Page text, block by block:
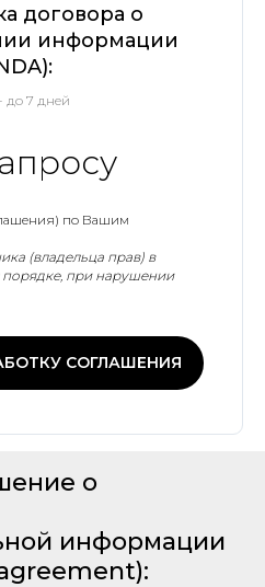
договора о
информации
до 7 дней
по Вашим
(владельца прав) в
при нарушении
СОГЛАШЕНИЯ
о
информации